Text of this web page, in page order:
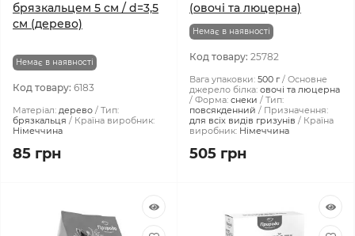
брязкальцем 5 см / d=3,5
см (дерево)
Немає в наявності
Код товару: 6183
Матеріал: дерево
Тип:
брязкальця
Країна виробник:
Німеччина
85 грн
(овочі та люцерна)
Немає в наявності
Код товару: 25782
Вага упаковки: 500 г
Основне
джерело білка: овочі та люцерна
Форма: снеки
Тип:
повсякденний
Призначення:
для всіх видів гризунів
Країна
виробник: Німеччина
505 грн